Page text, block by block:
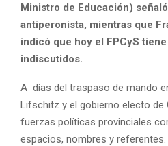
Ministro de Educación)
antiperonista, mientras que
indicó que hoy el FPCyS
indiscutidos.
A días del traspaso de mando
Lifschitz y el gobierno electo de
fuerzas políticas provinciales
espacios, nombres y